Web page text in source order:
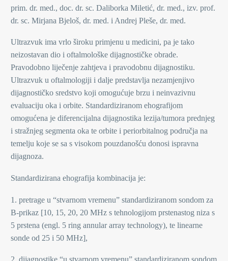
prim. dr. med., doc. dr. sc. Daliborka Miletić, dr. med., izv. prof.
dr. sc. Mirjana Bjeloš, dr. med. i Andrej Pleše, dr. med.
Ultrazvuk ima vrlo široku primjenu u medicini, pa je tako
neizostavan dio i oftalmološke dijagnostičke obrade.
Pravodobno liječenje zahtjeva i pravodobnu dijagnostiku.
Ultrazvuk u oftalmologiji i dalje predstavlja nezamjenjivo
dijagnostičko sredstvo koji omogućuje brzu i neinvazivnu
evaluaciju oka i orbite. Standardiziranom ehografijom
omogućena je diferencijalna dijagnostika lezija/tumora prednjeg
i stražnjeg segmenta oka te orbite i periorbitalnog područja na
temelju koje se sa s visokom pouzdanošću donosi ispravna
dijagnoza.
Standardizirana ehografija kombinacija je:
1. pretrage u “stvarnom vremenu” standardiziranom sondom za
B-prikaz [10, 15, 20, 20 MHz s tehnologijom prstenastog niza s
5 prstena (engl. 5 ring annular array technology), te linearne
sonde od 25 i 50 MHz],